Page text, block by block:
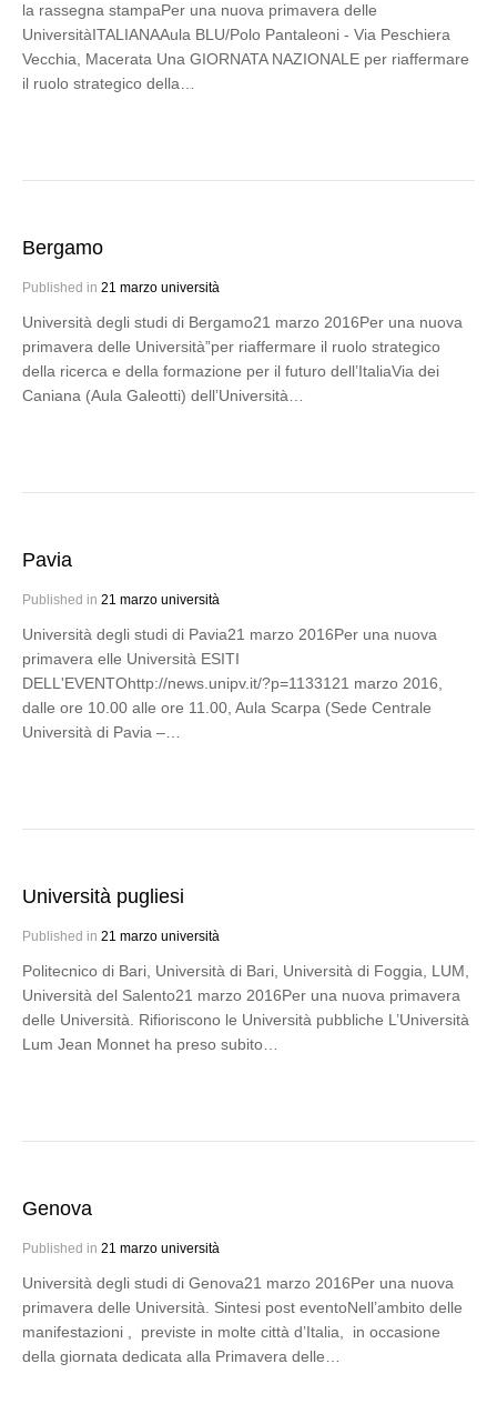
la rassegna stampaPer una nuova primavera delle
UniversitàITALIANAAula BLU/Polo Pantaleoni - Via Peschiera
Vecchia, Macerata Una GIORNATA NAZIONALE per riaffermare
il ruolo strategico della…
Bergamo
Published in 21 marzo università
Università degli studi di Bergamo21 marzo 2016Per una nuova
primavera delle Università”per riaffermare il ruolo strategico
della ricerca e della formazione per il futuro dell’ItaliaVia dei
Caniana (Aula Galeotti) dell’Università…
Pavia
Published in 21 marzo università
Università degli studi di Pavia21 marzo 2016Per una nuova
primavera elle Università ESITI
DELL'EVENTOhttp://news.unipv.it/?p=1133121 marzo 2016,
dalle ore 10.00 alle ore 11.00, Aula Scarpa (Sede Centrale
Università di Pavia –…
Università pugliesi
Published in 21 marzo università
Politecnico di Bari, Università di Bari, Università di Foggia, LUM,
Università del Salento21 marzo 2016Per una nuova primavera
delle Università. Rifioriscono le Università pubbliche L’Università
Lum Jean Monnet ha preso subito…
Genova
Published in 21 marzo università
Università degli studi di Genova21 marzo 2016Per una nuova
primavera delle Università. Sintesi post eventoNell’ambito delle
manifestazioni , previste in molte città d’Italia, in occasione
della giornata dedicata alla Primavera delle…